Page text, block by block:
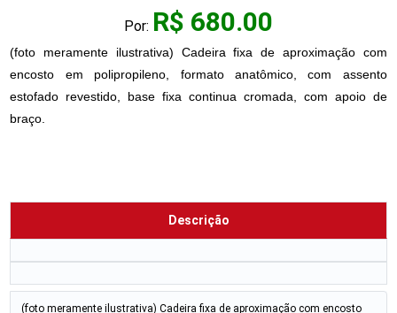
Por: R$ 680.00
(foto meramente ilustrativa) Cadeira fixa de aproximação com
encosto em polipropileno, formato anatômico, com assento
estofado revestido, base fixa continua cromada, com apoio de
braço.
Descrição
(foto meramente ilustrativa) Cadeira fixa de aproximação com encosto